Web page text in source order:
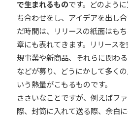
で生まれるものです。どのよう
ち合わせをし、アイデアを出し
だ時間は、リリースの紙面はも
章にも表れてきます。リリース
規事業や新商品、それらに関わ
などが募り、どうにかして多く
いう熱量がこもるものです。
ささいなことですが、例えばフ
際、封筒に入れて送る際、余白